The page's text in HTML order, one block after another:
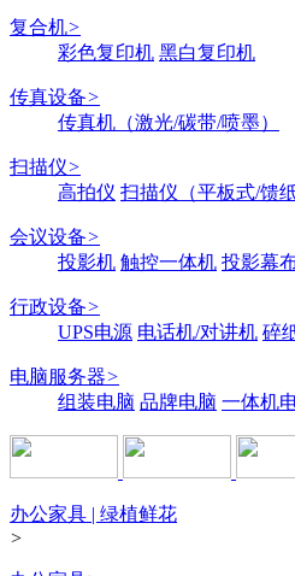
复合机>
彩色复印机 黑白复印机
传真设备>
传真机（激光/碳带/喷墨）
扫描仪>
高拍仪 扫描仪（平板式/馈纸
会议设备>
投影机 触控一体机 投影幕
行政设备>
UPS电源 电话机/对讲机 碎
电脑服务器>
组装电脑 品牌电脑 一体机
办公家具 | 绿植鲜花
>